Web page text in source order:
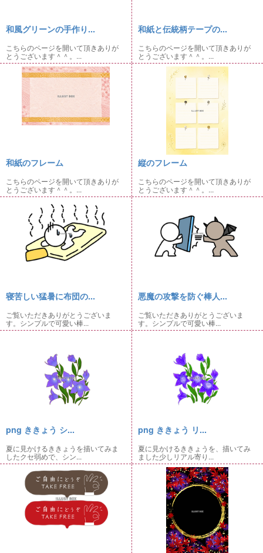
和風グリーンの手作り...
こちらのページを開いて頂きありが
とうございます＾＾。...
和紙と伝統柄テープの...
こちらのページを開いて頂きありが
とうございます＾＾。...
和紙のフレーム
こちらのページを開いて頂きありが
とうございます＾＾。...
縦のフレーム
こちらのページを開いて頂きありが
とうございます＾＾。...
寝苦しい猛暑に布団の...
ご覧いただきありがとうございま
す。シンプルで可愛い棒...
悪魔の攻撃を防ぐ棒人...
ご覧いただきありがとうございま
す。シンプルで可愛い棒...
png ききょう シ...
夏に見かけるききょうを描いてみま
したクセ弱めで、シン...
png ききょう リ...
夏に見かけるききょうを、描いてみ
ました少しリアル寄り...